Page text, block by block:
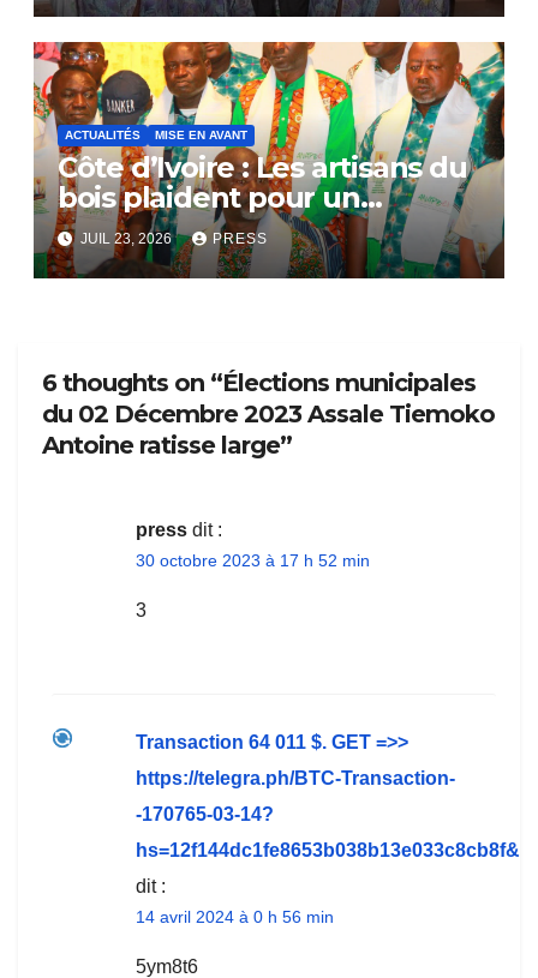
ACTUALITÉS MISE EN AVANT
Côte d’Ivoire : Les artisans du
bois plaident pour un
dialogue national
JUIL 23, 2026 PRESS
6 thoughts on “Élections municipales
du 02 Décembre 2023 Assale Tiemoko
Antoine ratisse large”
press dit :
30 octobre 2023 à 17 h 52 min
3
Transaction 64 011 $. GЕТ =>>
https://telegra.ph/BTC-Transaction-
-170765-03-14?
hs=12f144dc1fe8653b038b13e033c8cb8f&
dit :
14 avril 2024 à 0 h 56 min
5ym8t6